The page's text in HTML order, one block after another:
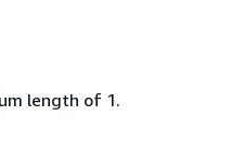
length of 1.